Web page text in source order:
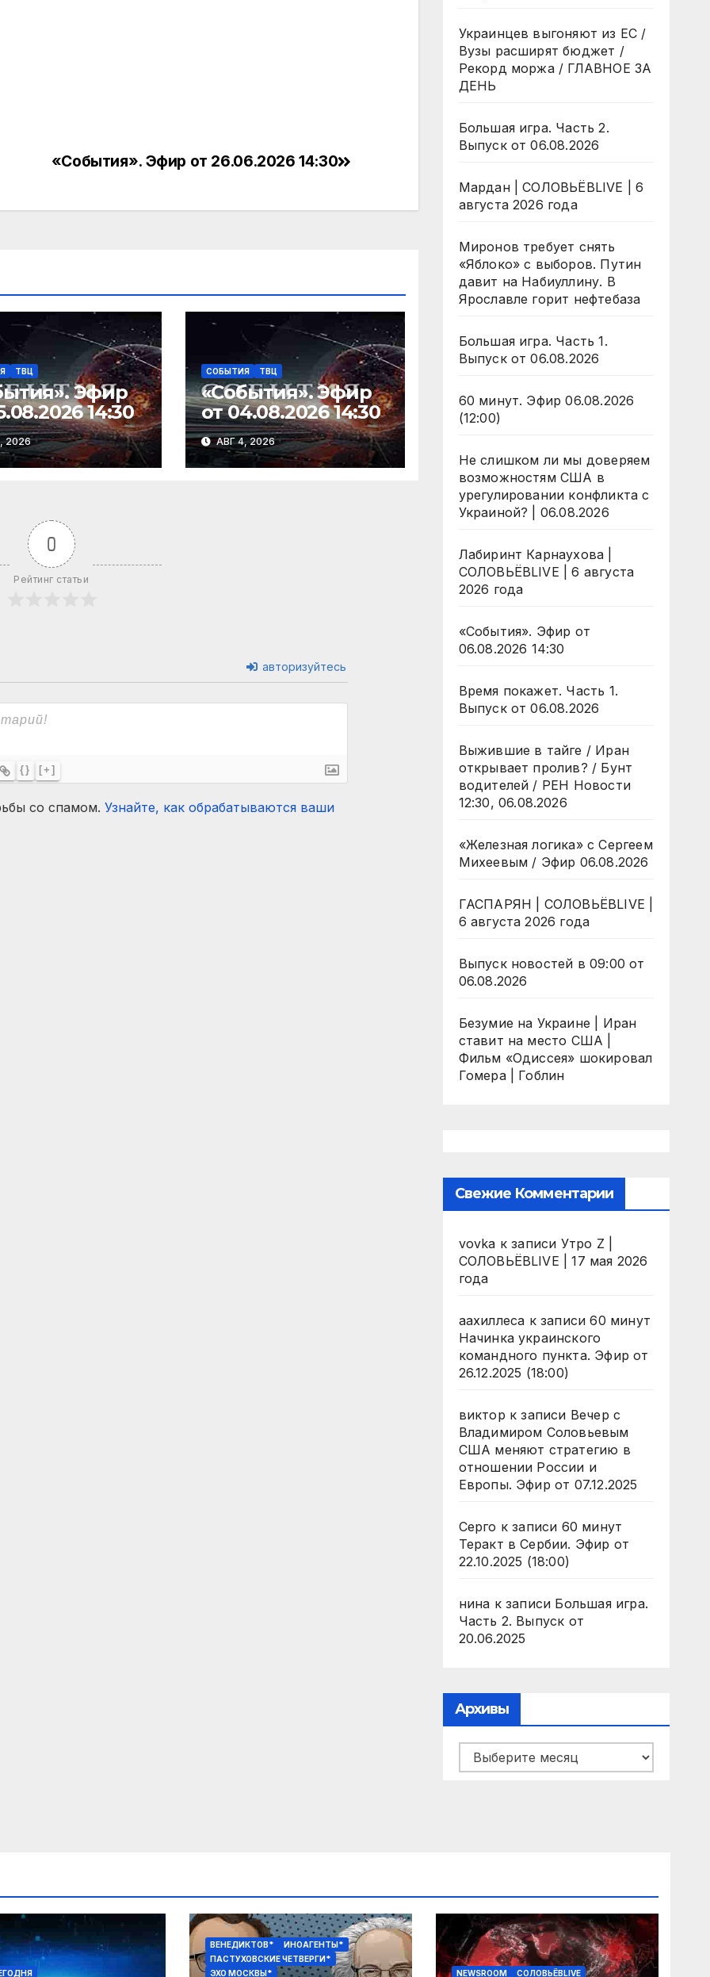
«События». Эфир от 26.06.2026 14:30
ТВЦ
Эфир
14:30
2026
СОБЫТИЯ ТВЦ
«События». Эфир
от 04.08.2026 14:30
АВГ 4, 2026
0
Рейтинг статьи
авторизуйтесь
{} [+]
со спамом. Узнайте, как обрабатываются ваши
Украинцев выгоняют из ЕС /
Вузы расширят бюджет /
Рекорд моржа / ГЛАВНОЕ ЗА
ДЕНЬ
Большая игра. Часть 2.
Выпуск от 06.08.2026
Мардан | СОЛОВЬЁВLIVE | 6
августа 2026 года
Миронов требует снять
«Яблоко» с выборов. Путин
давит на Набиуллину. В
Ярославле горит нефтебаза
Большая игра. Часть 1.
Выпуск от 06.08.2026
60 минут. Эфир 06.08.2026
(12:00)
Не слишком ли мы доверяем
возможностям США в
урегулировании конфликта с
Украиной? | 06.08.2026
Лабиринт Карнаухова |
СОЛОВЬЁВLIVE | 6 августа
2026 года
«События». Эфир от
06.08.2026 14:30
Время покажет. Часть 1.
Выпуск от 06.08.2026
Выжившие в тайге / Иран
открывает пролив? / Бунт
водителей / РЕН Новости
12:30, 06.08.2026
«Железная логика» с Сергеем
Михеевым / Эфир 06.08.2026
ГАСПАРЯН | СОЛОВЬЁВLIVE |
6 августа 2026 года
Выпуск новостей в 09:00 от
06.08.2026
Безумие на Украине | Иран
ставит на место США |
Фильм «Одиссея» шокировал
Гомера | Гоблин
Свежие Комментарии
vovka к записи Утро Z |
СОЛОВЬЁВLIVE | 17 мая 2026
года
аахиллеса к записи60 минут
Начинка украинского
командного пункта. Эфир от
26.12.2025 (18:00)
виктор к записи Вечер с
Владимиром Соловьевым
США меняют стратегию в
отношении России и
Европы. Эфир от 07.12.2025
Серго к записи 60 минут
Теракт в Сербии. Эфир от
22.10.2025 (18:00)
нина к записи Большая игра.
Часть 2. Выпуск от
20.06.2025
Архивы
Архивы
ВЕНЕДИКТОВ*
ИНОАГЕНТЫ*
ПАСТУХОВСКИЕ ЧЕТВЕРГИ*
ЭХО МОСКВЫ*
NEWSROOM СОЛОВЬЁВLIVE